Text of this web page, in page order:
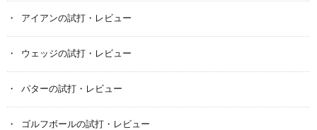
アイアンの試打・レビュー
ウェッジの試打・レビュー
パターの試打・レビュー
ゴルフボールの試打・レビュー